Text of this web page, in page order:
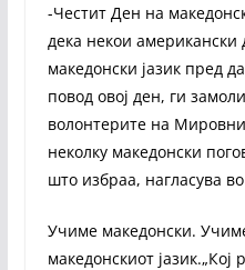
-Честит Ден на
дека некои американски
македонски јазик пред
повод овој ден, ги
волонтерите на
неколку македонски
што избраа, нагласува
Учиме македонски.
македонскиот